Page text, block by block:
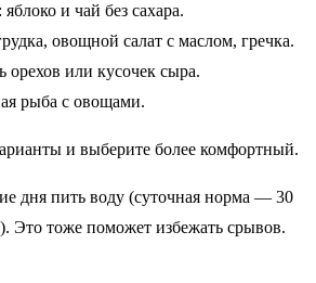
и чай без сахара.
овощной салат с маслом, гречка.
орехов или кусочек сыра.
рыба с овощами.
и выберите более комфортный.
дня пить воду (суточная норма — 30
Это тоже поможет избежать срывов.